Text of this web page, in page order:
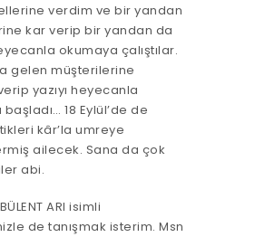
verdim ve bir yandan
kar verip bir yandan da
okumaya çalıştılar.
gelen müşterilerine
yazıyı heyecanla
18 Eylül’de de
kâr’la umreye
ailecek. Sana da çok
abi.
ARI isimli
de tanışmak isterim. Msn